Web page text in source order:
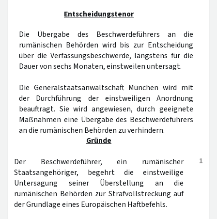
Entscheidungstenor
Die Übergabe des Beschwerdeführers an die
rumänischen Behörden wird bis zur Entscheidung
über die Verfassungsbeschwerde, längstens für die
Dauer von sechs Monaten, einstweilen untersagt.
Die Generalstaatsanwaltschaft München wird mit
der Durchführung der einstweiligen Anordnung
beauftragt. Sie wird angewiesen, durch geeignete
Maßnahmen eine Übergabe des Beschwerdeführers
an die rumänischen Behörden zu verhindern.
Gründe
1
Der Beschwerdeführer, ein rumänischer
Staatsangehöriger, begehrt die einstweilige
Untersagung seiner Überstellung an die
rumänischen Behörden zur Strafvollstreckung auf
der Grundlage eines Europäischen Haftbefehls.